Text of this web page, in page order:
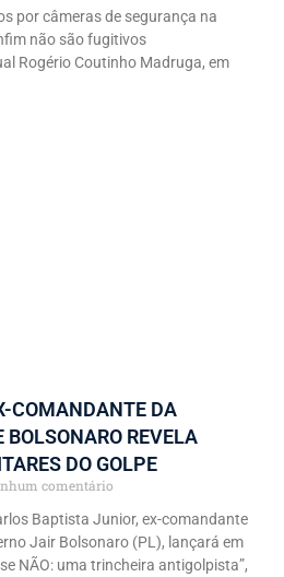
por câmeras de segurança na
não são fugitivos
Rogério Coutinho Madruga, em
COMANDANTE DA
BOLSONARO REVELA
DO GOLPE
comentário
Baptista Junior, ex-comandante
Jair Bolsonaro (PL), lançará em
NÃO: uma trincheira antigolpista”,